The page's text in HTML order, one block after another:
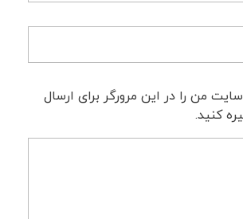
من را در این مرورگر برای ارسال
کنید.